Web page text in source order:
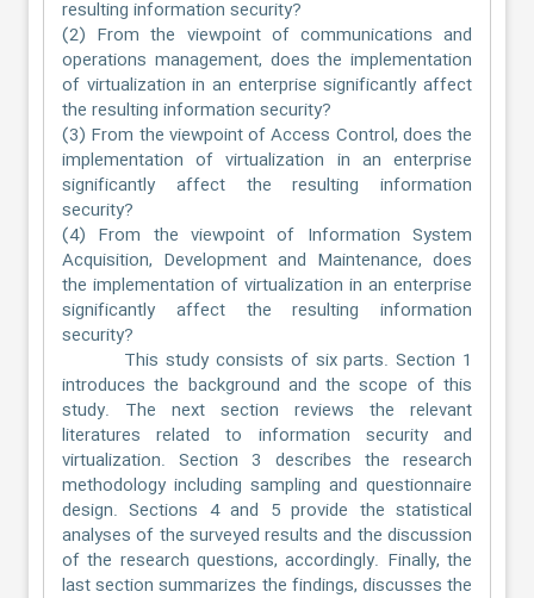
resulting information security?
(2) From the viewpoint of communications and
operations management, does the implementation
of virtualization in an enterprise significantly affect
the resulting information security?
(3) From the viewpoint of Access Control, does the
implementation of virtualization in an enterprise
significantly affect the resulting information
security?
(4) From the viewpoint of Information System
Acquisition, Development and Maintenance, does
the implementation of virtualization in an enterprise
significantly affect the resulting information
security?
This study consists of six parts. Section 1
introduces the background and the scope of this
study. The next section reviews the relevant
literatures related to information security and
virtualization. Section 3 describes the research
methodology including sampling and questionnaire
design. Sections 4 and 5 provide the statistical
analyses of the surveyed results and the discussion
of the research questions, accordingly. Finally, the
last section summarizes the findings, discusses the